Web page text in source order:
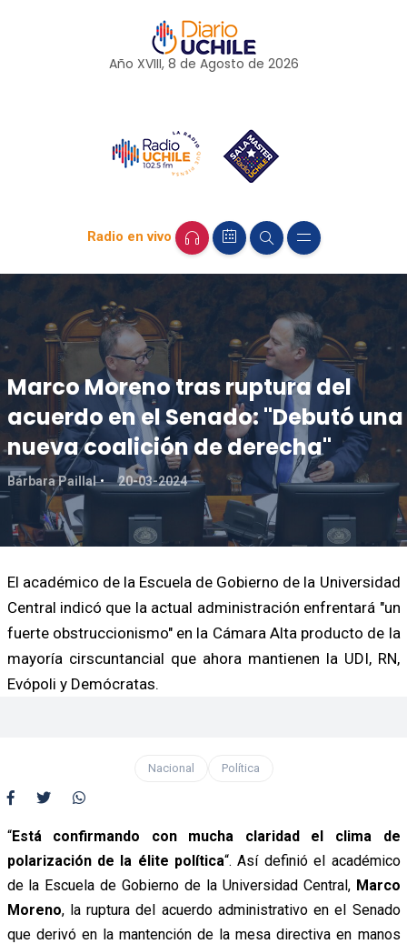
Año XVIII, 8 de Agosto de 2026
Radio en vivo
Marco Moreno tras ruptura del
acuerdo en el Senado: "Debutó una
nueva coalición de derecha"
Bárbara Paillal 20-03-2024
El académico de la Escuela de Gobierno de la Universidad
Central indicó que la actual administración enfrentará "un
fuerte obstruccionismo" en la Cámara Alta producto de la
mayoría cirscuntancial que ahora mantienen la UDI, RN,
Evópoli y Demócratas.
Nacional Política
“Está confirmando con mucha claridad el clima de
polarización de la élite política“. Así definió el académico
de la Escuela de Gobierno de la Universidad Central, Marco
Moreno, la ruptura del acuerdo administrativo en el Senado
que derivó en la mantención de la mesa directiva en manos